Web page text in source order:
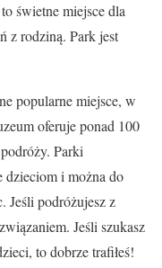
świetne miejsce dla
z rodziną. Park jest
popularne miejsce, w
oferuje ponad 100
Parki
dzieciom i można do
Jeśli podróżujesz z
Jeśli szukasz
to dobrze trafiłeś!